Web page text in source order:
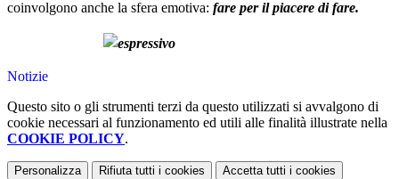
coinvolgono anche la sfera emotiva: fare per il piacere di fare.
Notizie
Questo sito o gli strumenti terzi da questo utilizzati si avvalgono di
cookie necessari al funzionamento ed utili alle finalità illustrate nella
COOKIE POLICY.
Personalizza Rifiuta tutti i cookies Accetta tutti i cookies